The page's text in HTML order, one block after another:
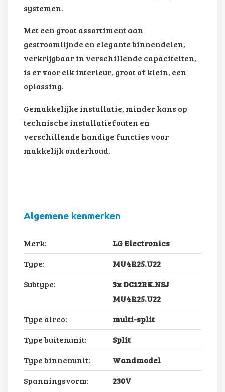
systemen.
Met een groot assortiment aan
gestroomlijnde en elegante binnendelen,
verkrijgbaar in verschillende capaciteiten,
is er voor elk interieur, groot of klein, een
oplossing.
Gemakkelijke installatie, minder kans op
technische installatiefouten en
verschillende handige functies voor
makkelijk onderhoud.
Algemene kenmerken
Merk:
LG Electronics
Type:
MU4R25.U22
Subtype:
3x DC12RK.NSJ
MU4R25.U22
Type airco:
multi-split
Type buitenunit:
Split
Type binnenunit:
Wandmodel
Spanningsvorm:
230V